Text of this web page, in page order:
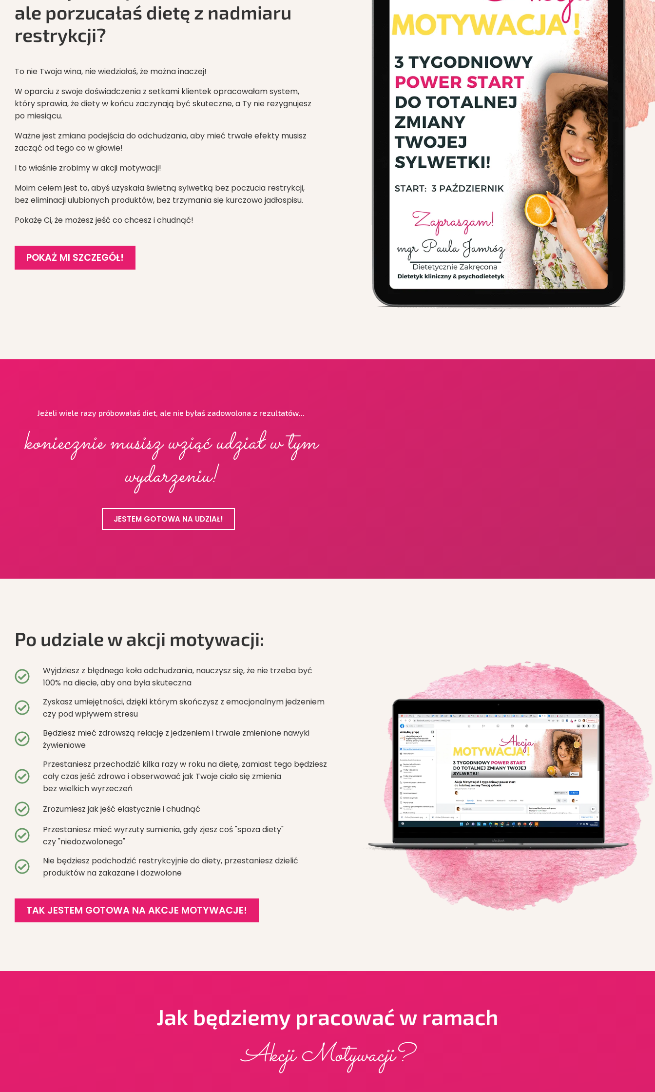
ale porzucałaś dietę z nadmiaru
restrykcji?
To nie Twoja wina, nie wiedziałaś, że można inaczej!
W oparciu z swoje doświadczenia z setkami klientek opracowałam system,
który sprawia, że diety w końcu zaczynają być skuteczne, a Ty nie rezygnujesz
po miesiącu.
Ważne jest zmiana podejścia do odchudzania, aby mieć trwałe efekty musisz
zacząć od tego co w głowie!
I to właśnie zrobimy w akcji motywacji!
Moim celem jest to, abyś uzyskała świetną sylwetką bez poczucia restrykcji,
bez eliminacji ulubionych produktów, bez trzymania się kurczowo jadłospisu.
Pokażę Ci, że możesz jeść co chcesz i chudnąć!
POKAŻ MI SZCZEGÓŁ!
Jeżeli wiele razy próbowałaś diet, ale nie byłaś zadowolona z rezultatów...
koniecznie musisz wziąć udział w tym
wydarzeniu!
JESTEM GOTOWA NA UDZIAŁ!
Po udziale w akcji motywacji:
Wyjdziesz z błędnego koła odchudzania, nauczysz się, że nie trzeba być
100% na diecie, aby ona była skuteczna
Zyskasz umiejętności, dzięki którym skończysz z emocjonalnym jedzeniem
czy pod wpływem stresu
Będziesz mieć zdrowszą relację z jedzeniem i trwale zmienione nawyki
żywieniowe
Przestaniesz przechodzić kilka razy w roku na dietę, zamiast tego będziesz
cały czas jeść zdrowo i obserwować jak Twoje ciało się zmienia
bez wielkich wyrzeczeń
Zrozumiesz jak jeść elastycznie i chudnąć
Przestaniesz mieć wyrzuty sumienia, gdy zjesz coś "spoza diety"
czy "niedozwolonego"
Nie będziesz podchodzić restrykcyjnie do diety, przestaniesz dzielić
produktów na zakazane i dozwolone
TAK JESTEM GOTOWA NA AKCJE MOTYWACJE!
Jak będziemy pracować w ramach
Akcji Motywacji?